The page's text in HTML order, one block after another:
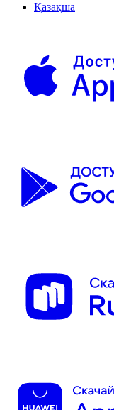
Қазақша